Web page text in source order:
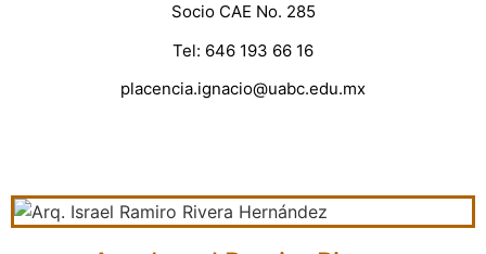
Socio CAE No. 285
Tel: 646 193 66 16
placencia.ignacio@uabc.edu.mx